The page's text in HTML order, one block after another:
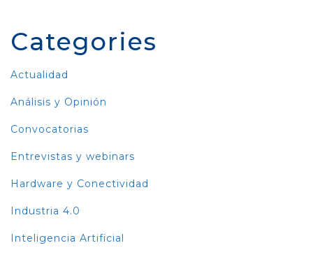
Categories
Actualidad
Análisis y Opinión
Convocatorias
Entrevistas y webinars
Hardware y Conectividad
Industria 4.0
Inteligencia Artificial